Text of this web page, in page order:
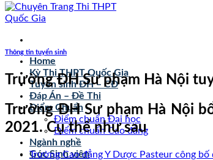
Home
Kỳ Thi THPT Quốc Gia
Tuyển sinh ĐH – CĐ
Đáp Án – Đề Thi
Điểm Chuẩn
Điểm chuẩn Đại học
Điểm chuẩn Cao đẳng
Ngành nghề
Góc Sinh viên
Thông tin tuyển sinh
Trường ĐH Sư phạm Hà Nội
Trường ĐH Sư phạm Hà Nội
2021. Cụ thể như sau
Trường Cao đẳng Y Dược Pasteur công bố